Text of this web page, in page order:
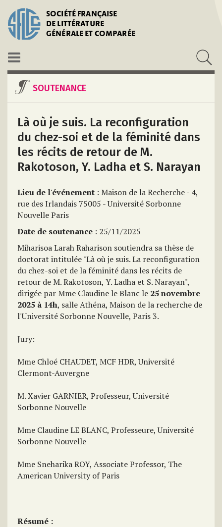
SOCIÉTÉ FRANÇAISE
DE LITTÉRATURE
GÉNÉRALE ET COMPARÉE
SOUTENANCE
Là où je suis. La reconfiguration
du chez-soi et de la féminité dans
les récits de retour de M.
Rakotoson, Y. Ladha et S. Narayan
Lieu de l'événement : Maison de la Recherche - 4,
rue des Irlandais 75005 - Université Sorbonne
Nouvelle Paris
Date de soutenance : 25/11/2025
Miharisoa Larah Raharison soutiendra sa thèse de
doctorat intitulée "Là où je suis. La reconfiguration
du chez-soi et de la féminité dans les récits de
retour de M. Rakotoson, Y. Ladha et S. Narayan",
dirigée par Mme Claudine le Blanc le 25 novembre
2025 à 14h, salle Athéna, Maison de la recherche de
l'Université Sorbonne Nouvelle, Paris 3.
Jury:
Mme Chloé CHAUDET, MCF HDR, Université
Clermont-Auvergne
M. Xavier GARNIER, Professeur, Université
Sorbonne Nouvelle
Mme Claudine LE BLANC, Professeure, Université
Sorbonne Nouvelle
Mme Sneharika ROY, Associate Professor, The
American University of Paris
Résumé :